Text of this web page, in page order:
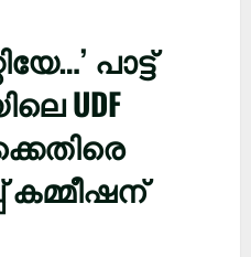
പാട്ട്
UDF